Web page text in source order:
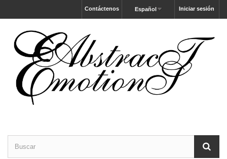
Iniciar sesión
Español
Contáctenos